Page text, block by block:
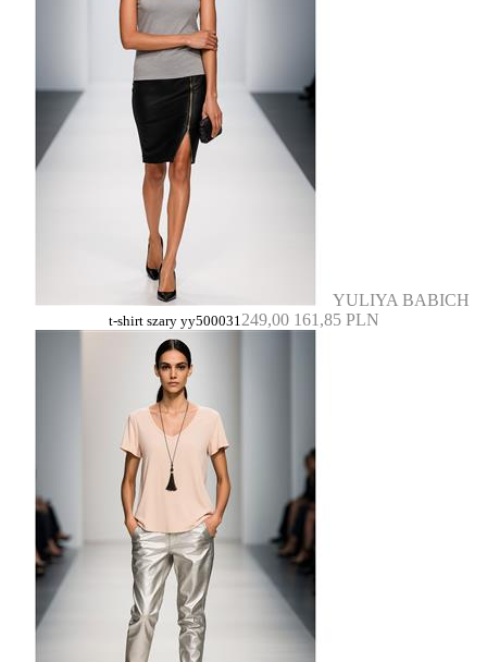
YULIYA BABICH
t-shirt szary yy500031249,00 161,85 PLN